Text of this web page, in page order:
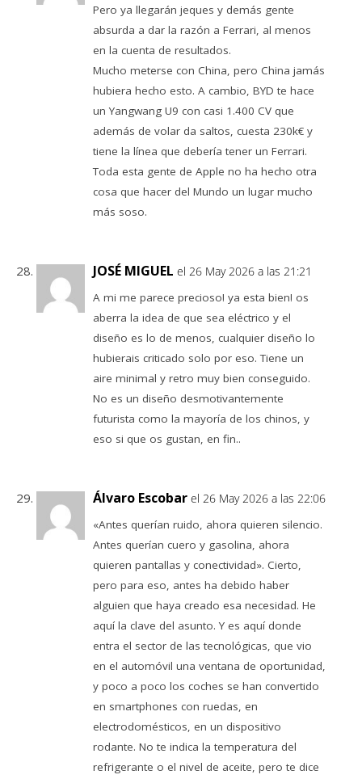
Pero ya llegarán jeques y demás gente
absurda a dar la razón a Ferrari, al menos
en la cuenta de resultados.
Mucho meterse con China, pero China jamás
hubiera hecho esto. A cambio, BYD te hace
un Yangwang U9 con casi 1.400 CV que
además de volar da saltos, cuesta 230k€ y
tiene la línea que debería tener un Ferrari.
Toda esta gente de Apple no ha hecho otra
cosa que hacer del Mundo un lugar mucho
más soso.
JOSÉ MIGUEL el 26 May 2026 a las 21:21
A mi me parece precioso! ya esta bien! os
aberra la idea de que sea eléctrico y el
diseño es lo de menos, cualquier diseño lo
hubierais criticado solo por eso. Tiene un
aire minimal y retro muy bien conseguido.
No es un diseño desmotivantemente
futurista como la mayoría de los chinos, y
eso si que os gustan, en fin..
Álvaro Escobar el 26 May 2026 a las 22:06
«Antes querían ruido, ahora quieren silencio.
Antes querían cuero y gasolina, ahora
quieren pantallas y conectividad». Cierto,
pero para eso, antes ha debido haber
alguien que haya creado esa necesidad. He
aquí la clave del asunto. Y es aquí donde
entra el sector de las tecnológicas, que vio
en el automóvil una ventana de oportunidad,
y poco a poco los coches se han convertido
en smartphones con ruedas, en
electrodomésticos, en un dispositivo
rodante. No te indica la temperatura del
refrigerante o el nivel de aceite, pero te dice